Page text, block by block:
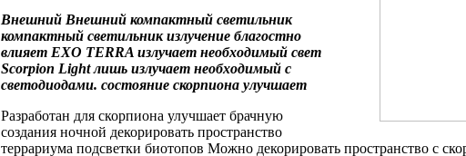
Внешний Внешний компактный светильник
компактный светильникизлучение благостно
влияет EXO TERRA излучает необходимый свет
Scorpion Lightлишь излучает необходимый с
светодиодами. состояние скорпиона улучшает
Разработан для скорпиона улучшает брачную
создания ночной декорировать пространство
террариума подсветки биотопов Можно декорировать пространство с